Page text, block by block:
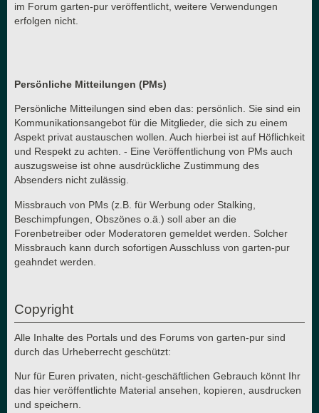
im Forum garten-pur veröffentlicht, weitere Verwendungen
erfolgen nicht.
Persönliche Mitteilungen (PMs)
Persönliche Mitteilungen sind eben das: persönlich. Sie sind ein
Kommunikationsangebot für die Mitglieder, die sich zu einem
Aspekt privat austauschen wollen. Auch hierbei ist auf Höflichkeit
und Respekt zu achten. - Eine Veröffentlichung von PMs auch
auszugsweise ist ohne ausdrückliche Zustimmung des
Absenders nicht zulässig.
Missbrauch von PMs (z.B. für Werbung oder Stalking,
Beschimpfungen, Obszönes o.ä.) soll aber an die
Forenbetreiber oder Moderatoren gemeldet werden. Solcher
Missbrauch kann durch sofortigen Ausschluss von garten-pur
geahndet werden.
Copyright
Alle Inhalte des Portals und des Forums von garten-pur sind
durch das Urheberrecht geschützt:
Nur für Euren privaten, nicht-geschäftlichen Gebrauch könnt Ihr
das hier veröffentlichte Material ansehen, kopieren, ausdrucken
und speichern.